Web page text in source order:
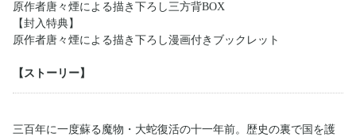
原作者唐々煙による描き下ろし三方背BOX
【封入特典】
原作者唐々煙による描き下ろし漫画付きブックレット
【ストーリー】
三百年に一度蘇る魔物・大蛇復活の十一年前。歴史の裏で国を護